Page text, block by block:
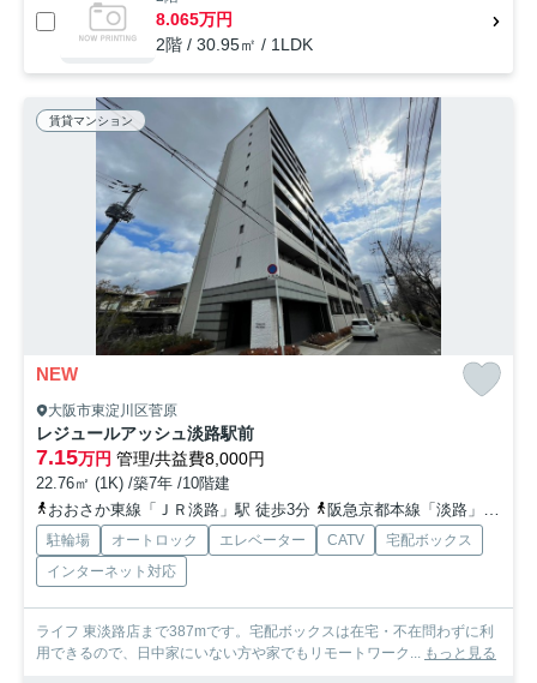
8.065万円
2階 / 30.95㎡ / 1LDK
賃貸マンション
NEW
大阪市東淀川区菅原
レジュールアッシュ淡路駅前
7.15万円 管理/共益費8,000円
22.76㎡ (1K) /築7年 /10階建
おおさか東線「ＪＲ淡路」駅 徒歩3分
阪急京都本線「淡路」駅 徒歩6分
駐輪場 オートロック エレベーター CATV
宅配ボックス
インターネット対応
ライフ 東淡路店まで387mです。宅配ボックスは在宅・不在問わずに利
用できるので、日中家にいない方や家でもリモートワーク... もっと見る